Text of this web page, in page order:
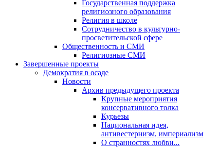
Государственная поддержка
религиозного образования
Религия в школе
Сотрудничество в культурно-
просветительской сфере
Общественность и СМИ
Религиозные СМИ
Завершенные проекты
Демократия в осаде
Новости
Архив предыдущего проекта
Крупные мероприятия
консервативного толка
Курьезы
Национальная идея,
антивестернизм, империализм
О странностях любви...